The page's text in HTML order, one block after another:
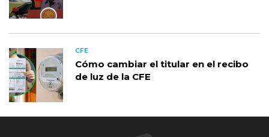
CFE
Cómo cambiar el titular en el recibo
de luz de la CFE